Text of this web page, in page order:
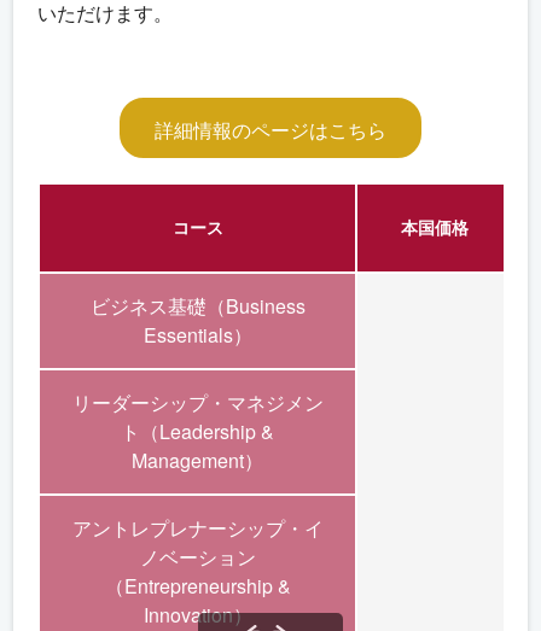
いただけます。
詳細情報のページはこちら
コース 本国価格
ビジネス基礎（Business
Essentials）
リーダーシップ・マネジメン
ト（Leadership &
Management）
アントレプレナーシップ・イ
ノベーション
（Entrepreneurship &
Innovation）